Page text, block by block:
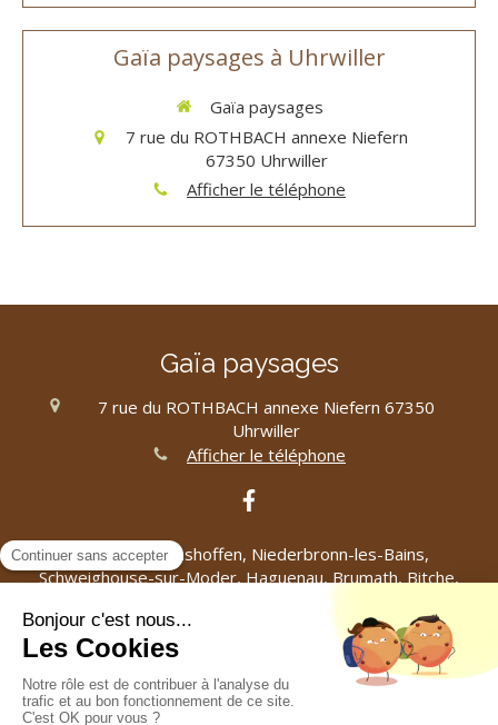
Gaïa paysages à Uhrwiller
Gaïa paysages
7 rue du ROTHBACH annexe Niefern
67350 Uhrwiller
Afficher le téléphone
Gaïa paysages
7 rue du ROTHBACH annexe Niefern 67350
Uhrwiller
Afficher le téléphone
Ingwiller, Reichshoffen, Niederbronn-les-Bains,
Schweighouse-sur-Moder, Haguenau, Brumath, Bitche,
Mentions légales
©2019 Gaïa paysages - Aménagement extérieur